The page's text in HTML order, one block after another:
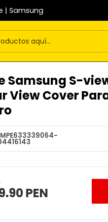
| Samsung
Samsung S-
View Cover
MPE633339064-
PEN